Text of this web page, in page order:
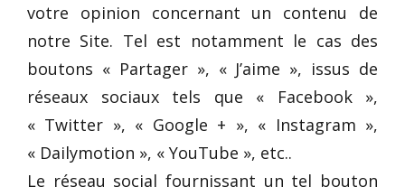
votre opinion concernant un contenu de
notre Site. Tel est notamment le cas des
boutons « Partager », « J’aime », issus de
réseaux sociaux tels que « Facebook »,
« Twitter », « Google + », « Instagram »,
« Dailymotion », « YouTube », etc..
Le réseau social fournissant un tel bouton